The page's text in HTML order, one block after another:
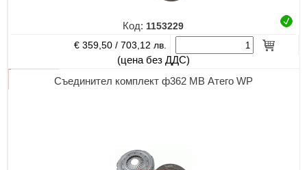
Код: 1153229
€ 359,50 /703,12 лв.
(цена без ДДС)
Съединител комплект ф362 МВ Атего WP